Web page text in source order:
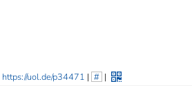
https://uol.de/p34471 | # |